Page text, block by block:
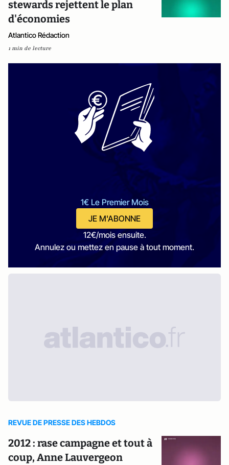
stewards rejettent le plan
d'économies
Atlantico Rédaction
1 min de lecture
1€ Le Premier Mois
JE M'ABONNE
12€/mois ensuite.
Annulez ou mettez en pause à tout moment.
REVUE DE PRESSE DES HEBDOS
2012 : rase campagne et tout à
coup, Anne Lauvergeon